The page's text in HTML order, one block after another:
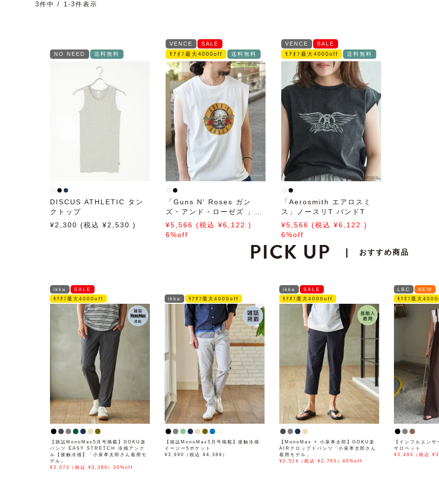
3件中 1-3件表示
NO NEED 送料無料
DISCUS ATHLETIC タン
クトップ
2,300
2,530
VENCE
SALE
ﾓｱｵﾌ最大4000off
送料無料
「Guns N' Roses ガン
ズ・アンド・ローゼズ 」ノ
ースリＴ バンドT
5,566
6,122
6%off
VENCE
SALE
ﾓｱｵﾌ最大4000off
送料無料
「Aerosmith エアロスミ
ス」ノースリT バンドT
5,566
6,122
6%off
PICK UP おすすめ商品
ikka
SALE
ﾓｱｵﾌ最大4000off
【雑誌MonoMax5月号掲載】GOKU楽
パンツ EASY STRETCH 冷感アンク
ル【接触冷感】「小泉孝太郎さん着用モ
デル」
¥3,073（税込 ¥3,380）30%off
ikka ﾓｱｵﾌ最大4000off
【雑誌MonoMax5月号掲載】接触冷感
イージー5ポケット
¥3,990（税込 ¥4,389）
ikka
SALE
ﾓｱｵﾌ最大4000off
【MonoMax × 小泉孝太郎】GOKU楽
AIRクロップドパンツ「小泉孝太郎さん
着用モデル」
¥2,514（税込 ¥2,765）40%off
LBC
NEW
ﾓｱｵﾌ最大
【インフルエン
サロペット
¥3,493（税込